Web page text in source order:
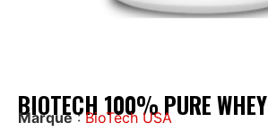
BIOTECH 100% PURE WHEY
Marque:BioTech USA